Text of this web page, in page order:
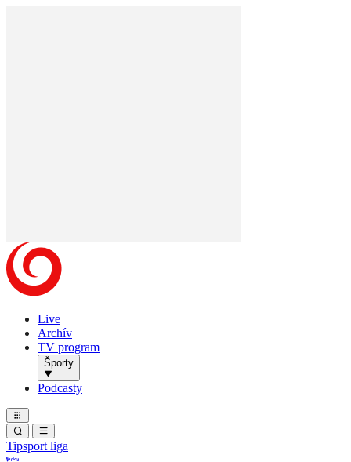
Live
Archív
TV program
Športy
Podcasty
Tipsport liga